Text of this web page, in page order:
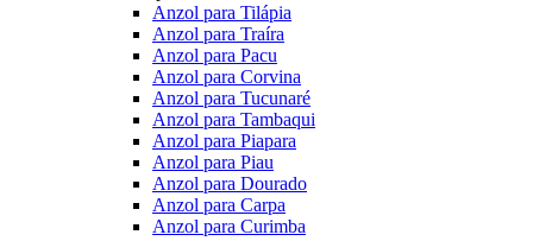
Anzol para Tilápia
Anzol para Traíra
Anzol para Pacu
Anzol para Corvina
Anzol para Tucunaré
Anzol para Tambaqui
Anzol para Piapara
Anzol para Piau
Anzol para Dourado
Anzol para Carpa
Anzol para Curimba